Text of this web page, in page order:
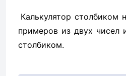
Калькулятор столбиком
примеров из двух чисел
столбиком.